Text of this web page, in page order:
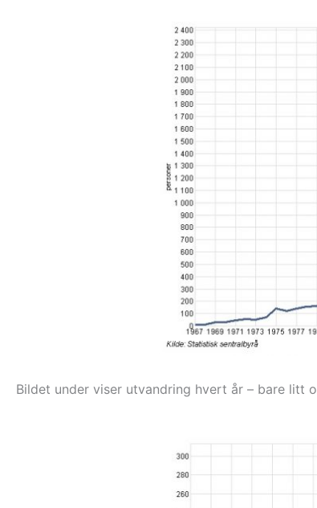
Bildet under viser utvandring hvert år – bare litt